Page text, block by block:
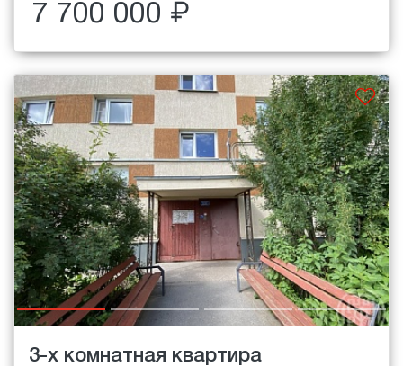
7 700 000 ₽
3-х комнатная квартира